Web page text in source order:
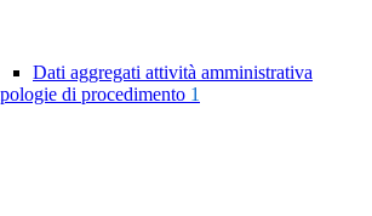
Dati aggregati attività amministrativa
di procedimento 1